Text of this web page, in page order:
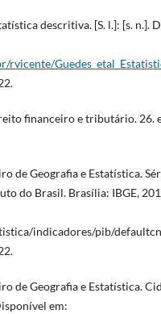
descritiva. [S. l.]: [s. n.].
rvicente/
financeiro e tributário. 26.
de Geografia e Estatística.
do Brasil. Brasília: IBGE,
indicadores/pib/
de Geografia e Estatística.
em: